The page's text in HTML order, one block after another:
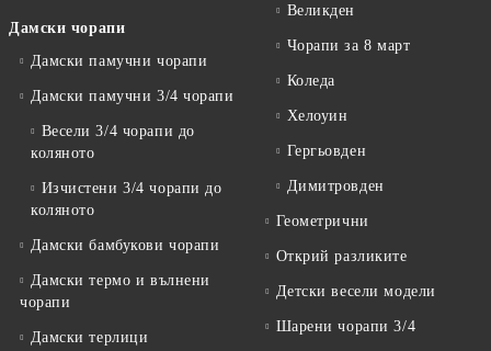
Дамски чорапи
Дамски памучни чорапи
Дамски памучни 3/4 чорапи
Весели 3/4 чорапи до
коляното
Изчистени 3/4 чорапи до
коляното
Дамски бамбукови чорапи
Дамски термо и вълнени
чорапи
Дамски терлици
Великден
Чорапи за 8 март
Коледа
Хелоуин
Гергьовден
Димитровден
Геометрични
Открий разликите
Детски весели модели
Шарени чорапи 3/4